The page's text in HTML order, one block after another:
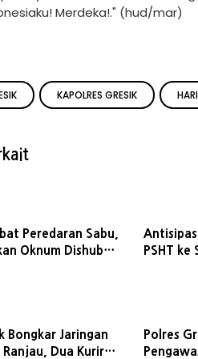
Merdeka!." (hud/mar)
KAPOLRES GRESIK
Peredaran Sabu,
Oknum Dishub
PSHT ke
Bongkar Jaringan
Ranjau, Dua Kurir
Polres